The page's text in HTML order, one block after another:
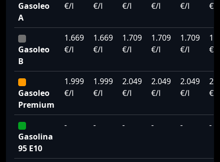
Gasoleo
A
€/l
€/l
€/l
€/l
€/l
€/l
Gasoleo
B
1.669
€/l
1.669
€/l
1.709
€/l
1.709
€/l
1.709
€/l
€/l
Gasoleo
Premium
1.999
€/l
1.999
€/l
2.049
€/l
2.049
€/l
2.049
€/l
€/l
Gasolina
95 E10
- - - - - -